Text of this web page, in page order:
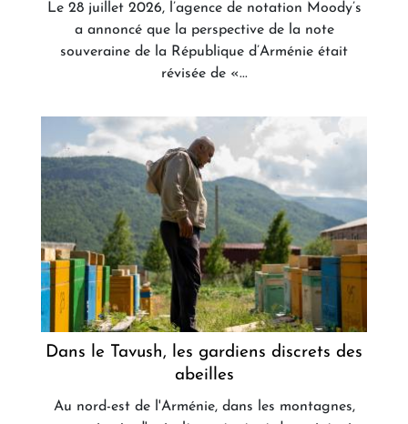
Le 28 juillet 2026, l’agence de notation Moody’s
a annoncé que la perspective de la note
souveraine de la République d’Arménie était
révisée de «...
Dans le Tavush, les gardiens discrets des
abeilles
Au nord-est de l'Arménie, dans les montagnes,